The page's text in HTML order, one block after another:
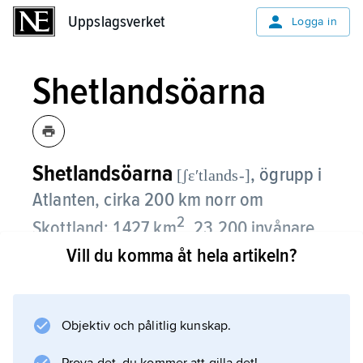
Uppslagsverket Logga in
Shetlandsöarna
Shetlandsöarna [ʃɛʹtlands-], ögrupp i
Atlanten, cirka 200 km norr om
Skottland; 1 427 km2 , 23 200 invånare
(2012).
De största öarna är Mainland, Yell och Unst.
Traditionellt domineras näringslivet av fiske,
Vill du komma åt hela artikeln?
Objektiv och pålitlig kunskap.